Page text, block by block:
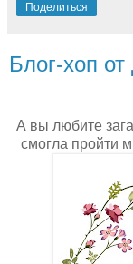
Поделиться
Блог-хоп
А вы любите
смогла пройти